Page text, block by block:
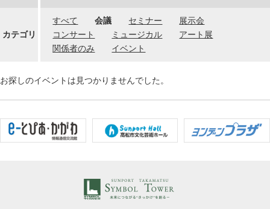
カテゴリ
すべて 会議 セミナー
展示会
コンサート
ミュージカル
アート展
関係者のみ
イベント
お探しのイベントは見つかりませんでした。